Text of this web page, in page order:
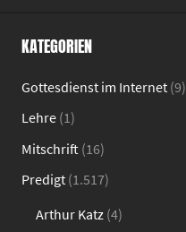
KATEGORIEN
Gottesdienst im Internet (9)
Lehre (1)
Mitschrift (16)
Predigt (1.517)
Arthur Katz (4)